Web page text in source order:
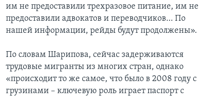
им не предоставили трехразовое питание, им не
предоставили адвокатов и переводчиков… По
нашей информации, рейды будут продолжены».
По словам Шарипова, сейчас задерживаются
трудовые мигранты из многих стран, однако
«происходит то же самое, что было в 2008 году с
грузинами – ключевую роль играет паспорт с